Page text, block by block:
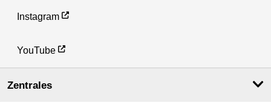
Instagram
YouTube
Zentrales